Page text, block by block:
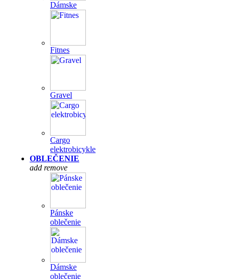
Dámske
Fitnes
Gravel
Cargo
elektrobicykle
OBLEČENIE
add remove
Pánske
oblečenie
Dámske
oblečenie